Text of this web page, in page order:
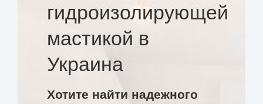
гидроизолирующей
мастикой в
Украина
Хотите найти надежного